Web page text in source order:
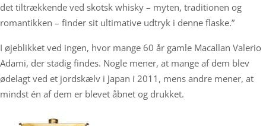
det tiltrækkende ved skotsk whisky – myten, traditionen og
romantikken – finder sit ultimative udtryk i denne flaske.”
I øjeblikket ved ingen, hvor mange 60 år gamle Macallan Valerio
Adami, der stadig findes. Nogle mener, at mange af dem blev
ødelagt ved et jordskælv i Japan i 2011, mens andre mener, at
mindst én af dem er blevet åbnet og drukket.